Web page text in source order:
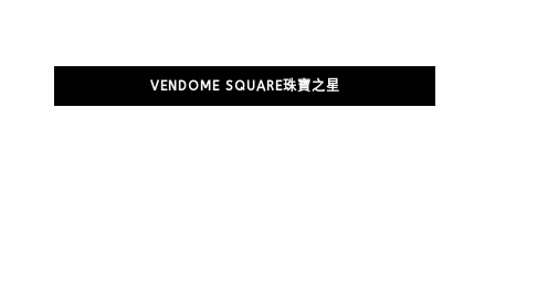
VENDOME SQUARE珠寶之星